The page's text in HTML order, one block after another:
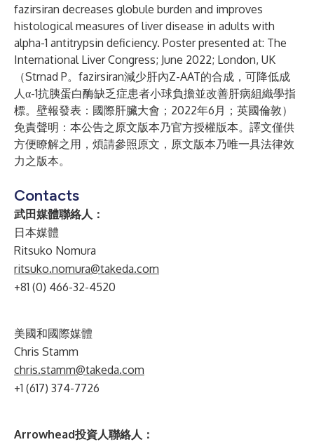
fazirsiran decreases globule burden and improves
histological measures of liver disease in adults with
alpha-1 antitrypsin deficiency. Poster presented at: The
International Liver Congress; June 2022; London, UK
（Strnad P。fazirsiran減少肝內Z-AAT的合成，可降低成
人α-1抗胰蛋白酶缺乏症患者小球負擔並改善肝病組織學指
標。壁報發表：國際肝臟大會；2022年6月；英國倫敦）
免責聲明：本公告之原文版本乃官方授權版本。譯文僅供
方便瞭解之用，煩請參照原文，原文版本乃唯一具法律效
力之版本。
Contacts
武田媒體聯絡人：
日本媒體
Ritsuko Nomura
ritsuko.nomura@takeda.com
+81 (0) 466-32-4520
美國和國際媒體
Chris Stamm
chris.stamm@takeda.com
+1 (617) 374-7726
Arrowhead投資人聯絡人：